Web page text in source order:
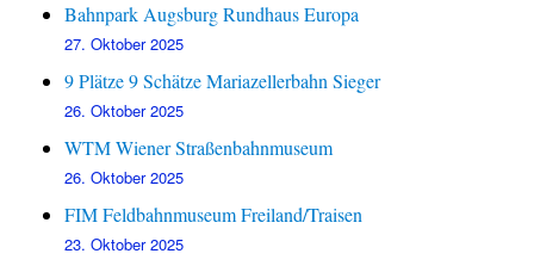
Bahnpark Augsburg Rundhaus Europa
27. Oktober 2025
9 Plätze 9 Schätze Mariazellerbahn Sieger
26. Oktober 2025
WTM Wiener Straßenbahnmuseum
26. Oktober 2025
FIM Feldbahnmuseum Freiland/Traisen
23. Oktober 2025